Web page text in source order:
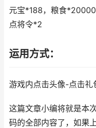
元宝*188，粮食
点将令*2
运用方式：
游戏内点击头像-点击礼
这篇文章小编将就是本
码的全部内容了，如果